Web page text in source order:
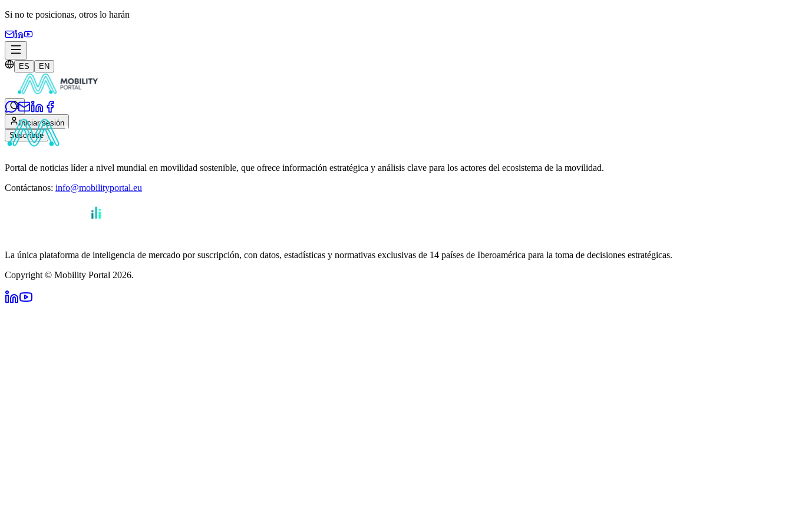
Si no te posicionas, otros lo harán
ES EN
Iniciar sesión
Suscribite
Portal de noticias líder a nivel mundial en movilidad sostenible, que ofrece información estratégica y análisis clave para los actores del ecosistema de la movilidad.
Contáctanos: info@mobilityportal.eu
La única plataforma de inteligencia de mercado por suscripción, con datos, estadísticas y normativas exclusivas de 14 países de Iberoamérica para la toma de decisiones estratégicas.
Copyright © Mobility Portal 2026.